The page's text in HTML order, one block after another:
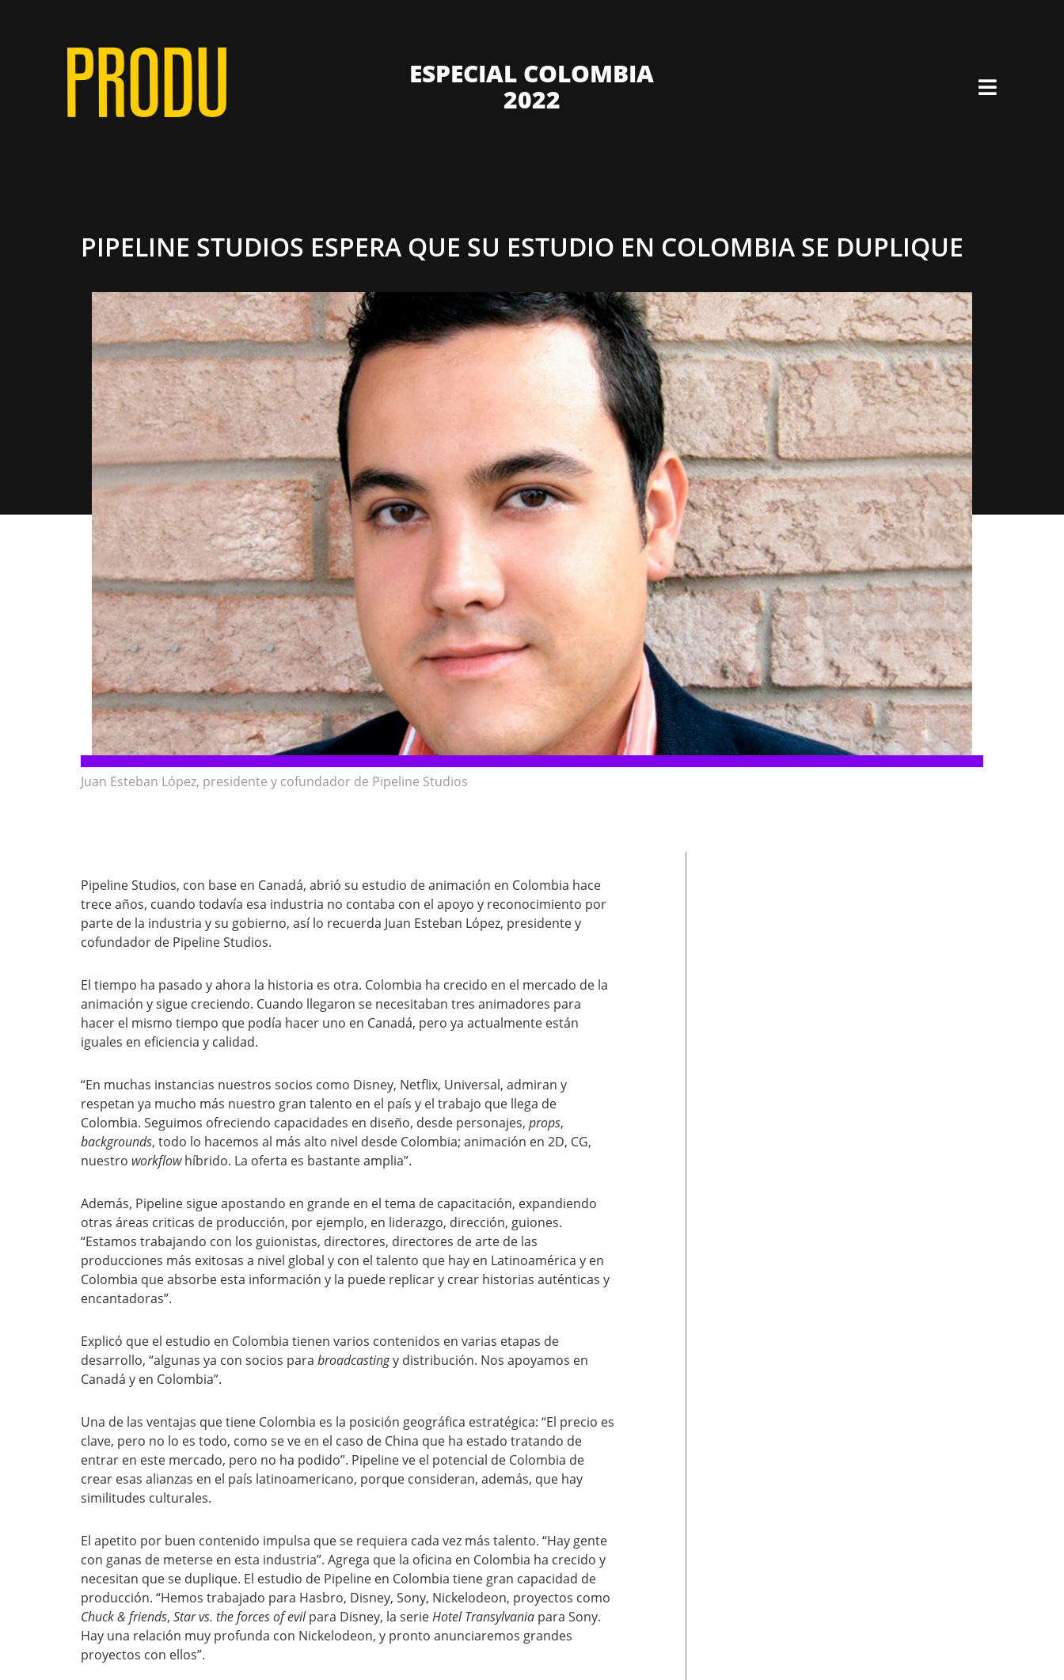
ESPECIAL COLOMBIA
2022
PIPELINE STUDIOS ESPERA QUE SU ESTUDIO EN COLOMBIA SE DUPLIQUE
Juan Esteban López, presidente y cofundador de Pipeline Studios
Pipeline Studios, con base en Canadá, abrió su estudio de animación en Colombia hace
trece años, cuando todavía esa industria no contaba con el apoyo y reconocimiento por
parte de la industria y su gobierno, así lo recuerda Juan Esteban López, presidente y
cofundador de Pipeline Studios.
El tiempo ha pasado y ahora la historia es otra. Colombia ha crecido en el mercado de la
animación y sigue creciendo. Cuando llegaron se necesitaban tres animadores para
hacer el mismo tiempo que podía hacer uno en Canadá, pero ya actualmente están
iguales en eficiencia y calidad.
“En muchas instancias nuestros socios como Disney, Netflix, Universal, admiran y
respetan ya mucho más nuestro gran talento en el país y el trabajo que llega de
Colombia. Seguimos ofreciendo capacidades en diseño, desde personajes, props,
backgrounds, todo lo hacemos al más alto nivel desde Colombia; animación en 2D, CG,
nuestro workflowhíbrido. La oferta es bastante amplia”.
Además, Pipeline sigue apostando en grande en el tema de capacitación, expandiendo
otras áreas criticas de producción, por ejemplo, en liderazgo, dirección, guiones.
“Estamos trabajando con los guionistas, directores, directores de arte de las
producciones más exitosas a nivel global y con el talento que hay en Latinoamérica y en
Colombia que absorbe esta información y la puede replicar y crear historias auténticas y
encantadoras”.
Explicó que el estudio en Colombia tienen varios contenidos en varias etapas de
desarrollo, “algunas ya con socios para broadcastingy distribución. Nos apoyamos en
Canadá y en Colombia”.
Una de las ventajas que tiene Colombia es la posición geográfica estratégica: “El precio es
clave, pero no lo es todo, como se ve en el caso de China que ha estado tratando de
entrar en este mercado, pero no ha podido”. Pipeline ve el potencial de Colombia de
crear esas alianzas en el país latinoamericano, porque consideran, además, que hay
similitudes culturales.
El apetito por buen contenido impulsa que se requiera cada vez más talento. “Hay gente
con ganas de meterse en esta industria”. Agrega que la oficina en Colombia ha crecido y
necesitan que se duplique. El estudio de Pipeline en Colombia tiene gran capacidad de
producción. “Hemos trabajado para Hasbro, Disney, Sony, Nickelodeon, proyectos como
Chuck & friends, Star vs. the forces of evilpara Disney, la serieHotel Transylvania para Sony.
Hay una relación muy profunda con Nickelodeon, y pronto anunciaremos grandes
proyectos con ellos”.